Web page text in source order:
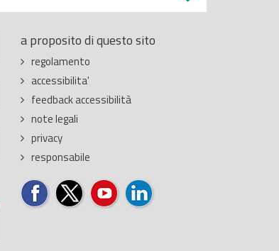
a proposito di questo sito
regolamento
accessibilita'
feedback accessibilità
note legali
privacy
responsabile